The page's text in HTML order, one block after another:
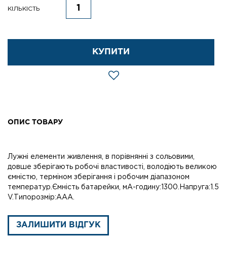
КІЛЬКІСТЬ
КУПИТИ
ОПИС ТОВАРУ
Лужні елементи живлення, в порівнянні з сольовими,
довше зберігають робочі властивості, володіють великою
ємністю, терміном зберігання і робочим діапазоном
температур.Ємність батарейки, мА-годину:1300.Напруга:1.5
V.Типорозмір:ААА.
ЗАЛИШИТИ ВІДГУК